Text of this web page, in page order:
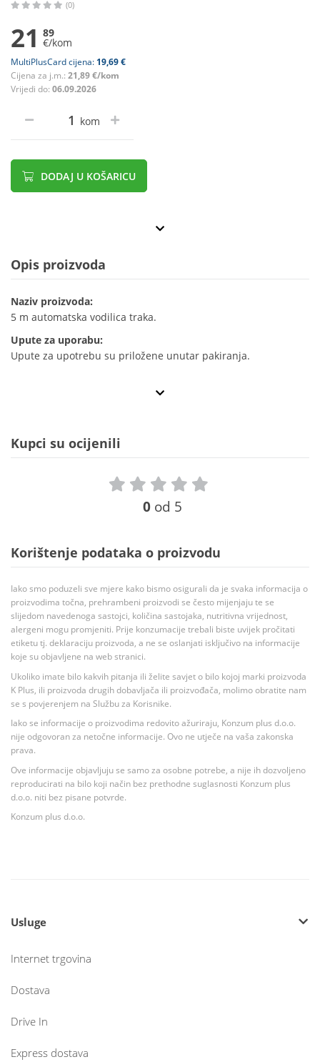
(0)
21 89
€/kom
MultiPlusCard cijena: 19,69 €
Cijena za j.m.: 21,89 €/kom
Vrijedi do: 06.09.2026
kom
DODAJ U KOŠARICU
Opis proizvoda
Naziv proizvoda:
5 m automatska vodilica traka.
Upute za uporabu:
Upute za upotrebu su priložene unutar pakiranja.
Kupci su ocijenili
0 od 5
Korištenje podataka o proizvodu
Iako smo poduzeli sve mjere kako bismo osigurali da je svaka informacija o
proizvodima točna, prehrambeni proizvodi se često mijenjaju te se
slijedom navedenoga sastojci, količina sastojaka, nutritivna vrijednost,
alergeni mogu promjeniti. Prije konzumacije trebali biste uvijek pročitati
etiketu tj. deklaraciju proizvoda, a ne se oslanjati isključivo na informacije
koje su objavljene na web stranici.
Ukoliko imate bilo kakvih pitanja ili želite savjet o bilo kojoj marki proizvoda
K Plus, ili proizvoda drugih dobavljača ili proizvođača, molimo obratite nam
se s povjerenjem na Službu za Korisnike.
Iako se informacije o proizvodima redovito ažuriraju, Konzum plus d.o.o.
nije odgovoran za netočne informacije. Ovo ne utječe na vaša zakonska
prava.
Ove informacije objavljuju se samo za osobne potrebe, a nije ih dozvoljeno
reproducirati na bilo koji način bez prethodne suglasnosti Konzum plus
d.o.o. niti bez pisane potvrde.
Konzum plus d.o.o.
Usluge
Internet trgovina
Dostava
Drive In
Express dostava